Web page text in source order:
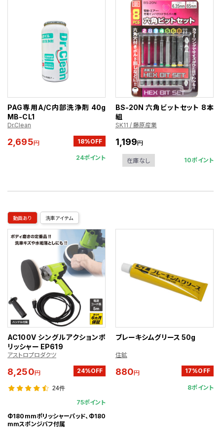
PAG専用A/C内部洗浄剤 40g
MB-CL1
Dr.Clean
2,695円 18%OFF
24ポイント
BS-20N 六角ビットセット 8本
組
SK11 / 藤原産業
1,199円
在庫なし 10ポイント
動画あり 洗車アイテム
AC100V シングルアクションポ
リッシャー EP619
アストロプロダクツ
8,250円 24%OFF
24件
75ポイント
Φ180mmポリッシャーパッド、Φ180
mmスポンジバフ付属
ブレーキシムグリース 50g
住鉱
880円 17%OFF
8ポイント